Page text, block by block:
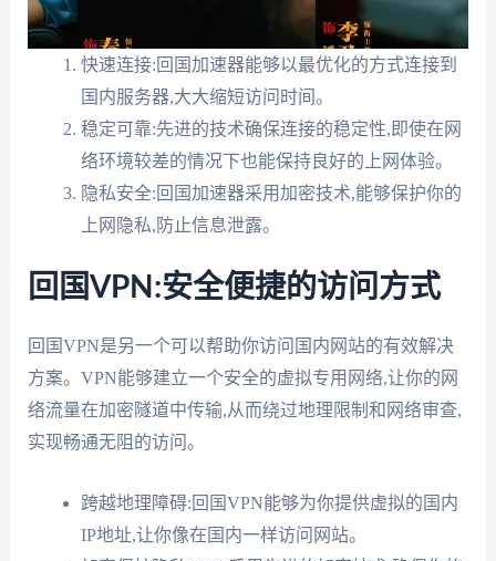
快速连接:回国加速器能够以最优化的方式连接到
国内服务器,大大缩短访问时间。
稳定可靠:先进的技术确保连接的稳定性,即使在网
络环境较差的情况下也能保持良好的上网体验。
隐私安全:回国加速器采用加密技术,能够保护你的
上网隐私,防止信息泄露。
回国VPN:安全便捷的访问方式
回国VPN是另一个可以帮助你访问国内网站的有效解决
方案。VPN能够建立一个安全的虚拟专用网络,让你的网
络流量在加密隧道中传输,从而绕过地理限制和网络审查,
实现畅通无阻的访问。
跨越地理障碍:回国VPN能够为你提供虚拟的国内
IP地址,让你像在国内一样访问网站。